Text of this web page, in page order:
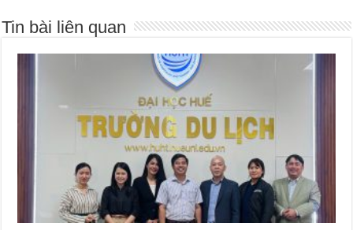
Tin bài liên quan